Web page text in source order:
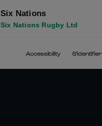
Six Nations
Six Nations Rugby Ltd
Accessibility S'identifier